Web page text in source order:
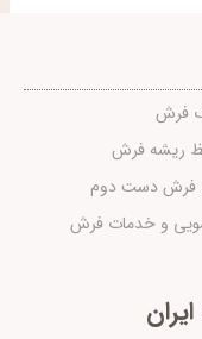
فرش
ریشه فرش
فرش دست دوم
و خدمات فرش